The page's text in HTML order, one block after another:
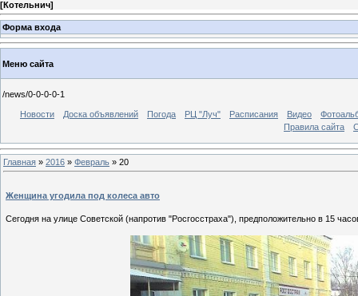
[Котельнич]
Форма входа
Меню сайта
/news/0-0-0-0-1
Новости Доска объявлений Погода РЦ "Луч" Расписания Видео
Правила сайта
Главная » 2016 » Февраль » 20
Женщина угодила под колеса авто
Сегодня на улице Советской (напротив "Росгосстраха"), предположительно в 15